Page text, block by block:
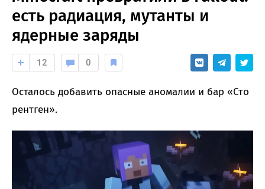
есть радиация, мутанты и
ядерные заряды
12 0
Осталось добавить опасные аномалии и бар «Сто
рентген».